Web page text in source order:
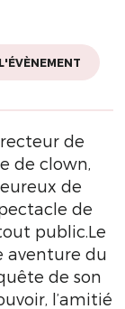
de
de clown,
de
de
public.Le
aventure du
de son
l’amitié